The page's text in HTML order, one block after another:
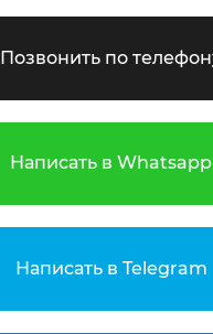
Позвонить по
Написать в Whatsapp
Написать в Telegram